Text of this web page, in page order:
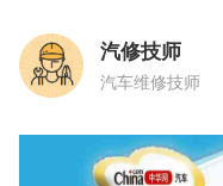
汽修技师
汽车维修技师